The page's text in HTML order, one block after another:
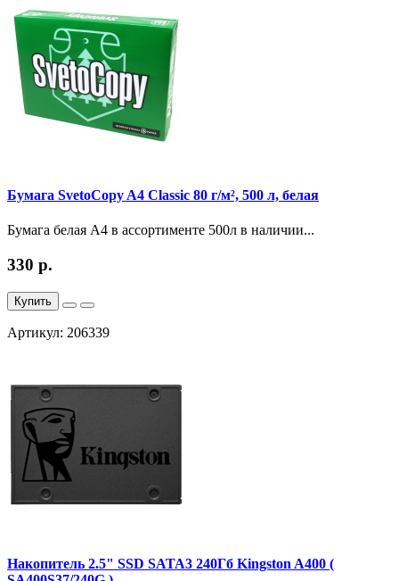
Бумага SvetoCopy A4 Classic 80 г/м², 500 л, белая
Бумага белая A4 в ассортименте 500л в наличии...
330 р.
Купить
Артикул: 206339
Накопитель 2.5" SSD SATA3 240Гб Kingston A400 (